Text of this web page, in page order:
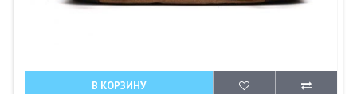
В КОРЗИНУ